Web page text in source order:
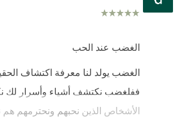
الغضب عند الحب
الغضب يولد لنا معرفة اكتشاف
ففلغضب نكتشف أشياء وأسرار لك
الأشخاص الذين نحبهم ونحترمهم